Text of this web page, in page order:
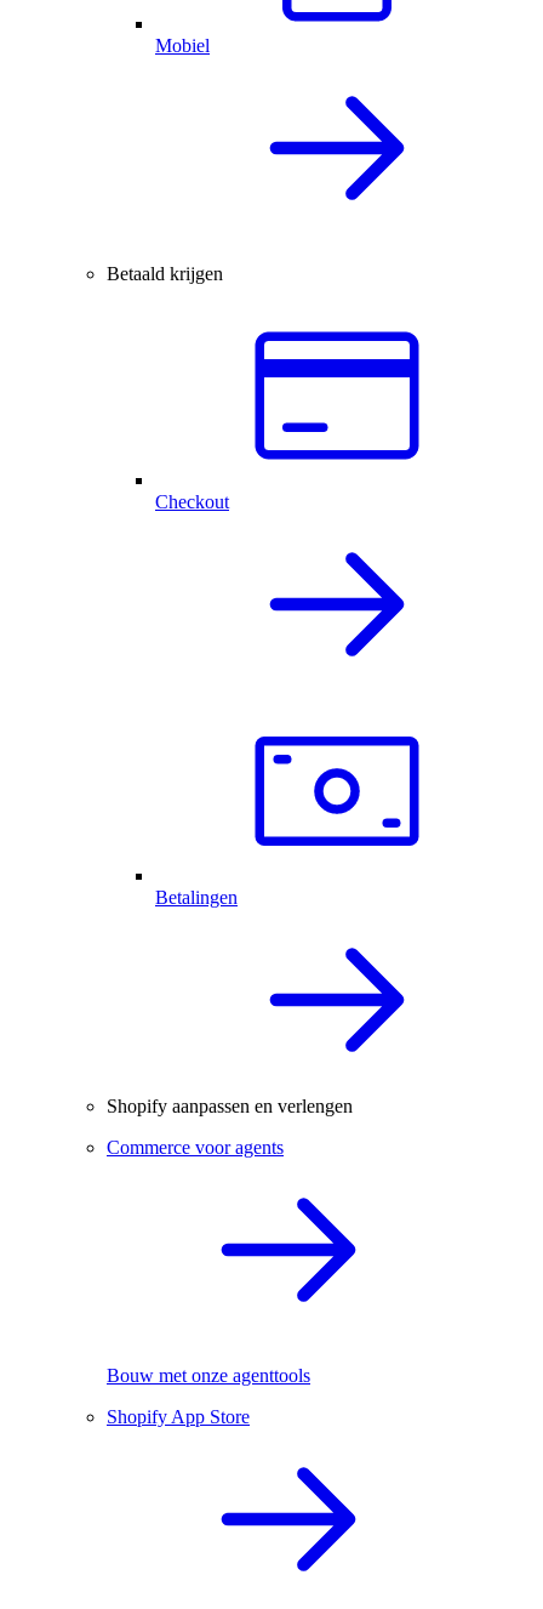
Mobiel
Betaald krijgen
Checkout
Betalingen
Shopify aanpassen en verlengen
Commerce voor agents
Bouw met onze agenttools
Shopify App Store